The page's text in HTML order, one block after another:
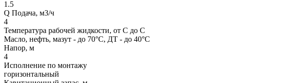
1.5
Q Подача, м3/ч
4
Температура рабочей жидкости, от С до С
Масло, нефть, мазут - до 70°С, ДТ - до 40°С
Напор, м
4
Исполнение по монтажу
горизонтальный